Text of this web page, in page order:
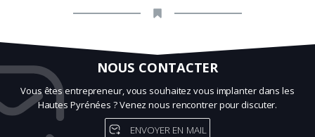
NOUS CONTACTER
Vous êtes entrepreneur, vous souhaitez vous implanter dans les
Hautes Pyrénées ? Venez nous rencontrer pour discuter.
ENVOYER EN MAIL